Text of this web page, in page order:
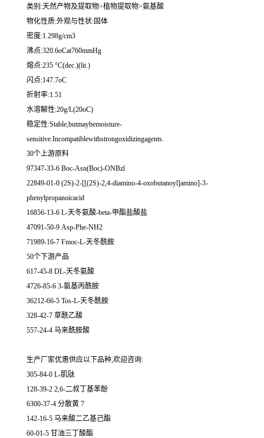
类别:天然产物及提取物>植物提取物>氨基酸
物化性质:外观与性状:固体
密度:1.298g/cm3
沸点:320.6oCat760mmHg
熔点:235 °C(dec.)(lit.)
闪点:147.7oC
折射率:1.51
水溶解性:20g/L(20oC)
稳定性:Stable,butmaybemoisture-
sensitive.Incompatiblewithstrongoxidizingagents.
30个上游原料
97347-33-6 Boc-Asn(Boc)-ONBzl
22849-01-0 (2S)-2-[[(2S)-2,4-diamino-4-oxobutanoyl]amino]-3-
phenylpropanoicacid
16856-13-6 L-天冬氨酸-beta-甲酯盐酸盐
47091-50-9 Asp-Phe-NH2
71989-16-7 Fmoc-L-天冬酰胺
50个下游产品
617-45-8 DL-天冬氨酸
4726-85-6 3-氨基丙酰胺
36212-66-5 Tos-L-天冬酰胺
328-42-7 草酰乙酸
557-24-4 马来酰胺酸
生产厂家优惠供应以下品种,欢迎咨询:
305-84-0 L-肌肽
128-39-2 2,6-二叔丁基苯酚
6300-37-4 分散黄 7
142-16-5 马来酸二乙基己酯
60-01-5 甘油三丁酸酯